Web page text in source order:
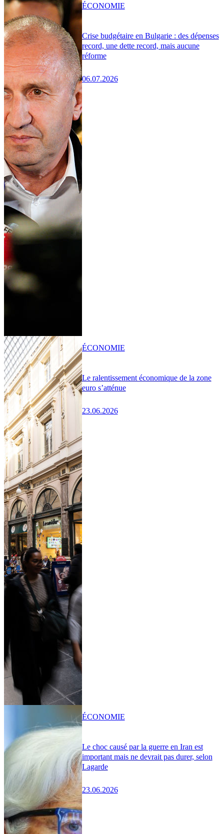
Crise budgétaire en Bulgarie : des dépenses
record, une dette record, mais aucune
réforme
06.07.2026
ÉCONOMIE
Le ralentissement économique de la zone
euro s’atténue
23.06.2026
ÉCONOMIE
Le choc causé par la guerre en Iran est
important mais ne devrait pas durer, selon
Lagarde
23.06.2026
ÉCONOMIE